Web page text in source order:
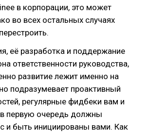
в корпорации, это может
во всех остальных случаях
её разработка и поддержание
ответственности руководства,
развитие лежит именно на
подразумевает проактивный
регулярные фидбеки вам и
первую очередь должны
и быть инициированы вами. Как